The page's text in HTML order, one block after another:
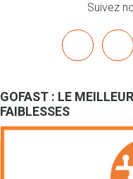
Suivez
GOFAST : LE
FAIBLESSES